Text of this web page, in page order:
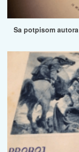
Sa potpisom autora